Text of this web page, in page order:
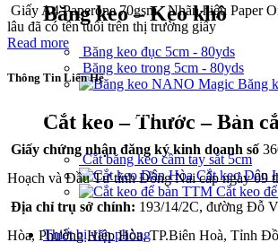
Băng keo – Keo khô
Băng keo đục 5cm - 80yds
Băng keo trong 5cm - 80yds
Băng
Cắt keo – Thước – Bàn
Cắt băng keo cầm tay sắt 5cm
Cắt keo Dân
Cắt keo
Thiết bị văn phòng
Giấy A4 Paperone 70gsm Nhãn hiệu Paper
lâu đã có tên tuổi trên thị trường giấy
Read more
Thông Tin Liên Hệ
CÔNG TY TNHH THÀNH PHÁT A&B
Giấy chứng nhận đăng ký kinh doanh số
Hoạch và Đầu Tư tỉnh Đồng Nai cấp ngày 09
Địa chỉ trụ sở chính: 193/14/2C, đường Đỗ
Hòa, Phường Hiệp Hòa, TP.Biên Hoà, Tỉnh